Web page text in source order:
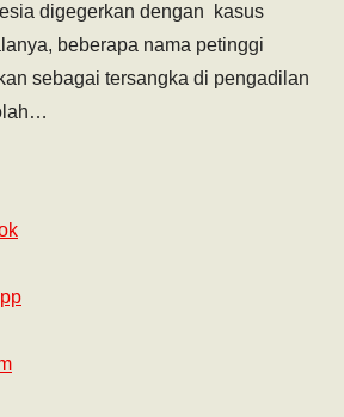
digegerkan dengan kasus
beberapa nama petinggi
sebagai tersangka di pengadilan